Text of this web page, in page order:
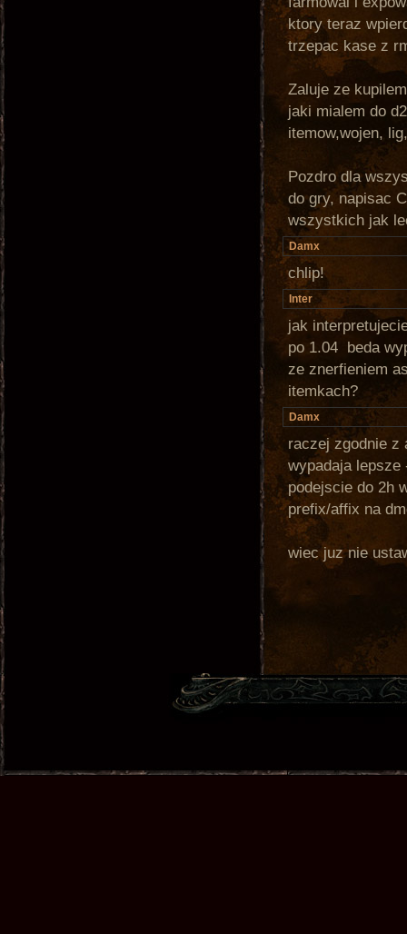
ktory teraz
trzepac kase z
Zaluje ze
jaki mialem do
itemow,wojen,
Pozdro dla
do gry, napisac
wszystkich jak
Damx
chlip!
Inter
jak
po 1.04 beda
ze znerfieniem
itemkach?
Damx
raczej zgodnie z
wypadaja
podejscie do 2h
prefix/affix na
wiec juz nie